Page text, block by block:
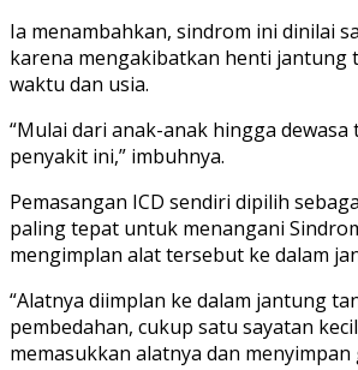
Ia menambahkan, sindrom ini dinilai
karena mengakibatkan henti jantung
waktu dan usia.
“Mulai dari anak-anak hingga
penyakit ini,” imbuhnya.
Pemasangan ICD sendiri dipilih
paling tepat untuk menangani
mengimplan alat tersebut ke dalam
“Alatnya diimplan ke dalam jantung
pembedahan, cukup satu sayatan
memasukkan alatnya dan